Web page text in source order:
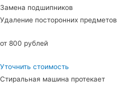
Замена подшипников
Удаление посторонних предметов
от 800 рублей
Уточнить стоимость
Стиральная машина протекает